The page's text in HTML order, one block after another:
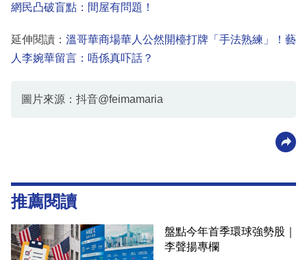
網民凸破盲點：間屋有問題！
延伸閱讀： 溫哥華商場華人公然開檯打牌「手法熟練」！藝
人李婉華留言：唔係真吓話？
圖片來源：抖音@feimamaria
推薦閱讀
盤點今年首季環球強勢股｜
李聲揚專欄